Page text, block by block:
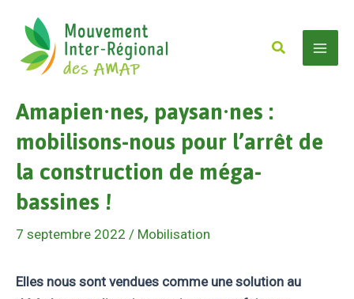
contenu
Rechercher
Amapien·nes, paysan·nes :
mobilisons-nous pour l’arrêt de
la construction de méga-
bassines !
7 septembre 2022 / Mobilisation
Elles nous sont vendues comme une solution au